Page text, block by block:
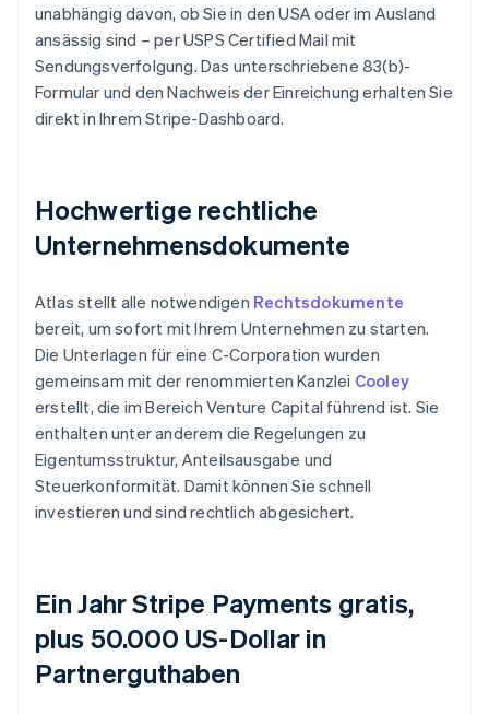
unabhängig davon, ob Sie in den USA oder im Ausland
ansässig sind – per USPS Certified Mail mit
Sendungsverfolgung. Das unterschriebene 83(b)-
Formular und den Nachweis der Einreichung erhalten Sie
direkt in Ihrem Stripe-Dashboard.
Hochwertige rechtliche
Unternehmensdokumente
Atlas stellt alle notwendigen Rechtsdokumente
bereit, um sofort mit Ihrem Unternehmen zu starten.
Die Unterlagen für eine C-Corporation wurden
gemeinsam mit der renommierten Kanzlei Cooley
erstellt, die im Bereich Venture Capital führend ist. Sie
enthalten unter anderem die Regelungen zu
Eigentumsstruktur, Anteilsausgabe und
Steuerkonformität. Damit können Sie schnell
investieren und sind rechtlich abgesichert.
Ein Jahr Stripe Payments gratis,
plus 50.000 US-Dollar in
Partnerguthaben